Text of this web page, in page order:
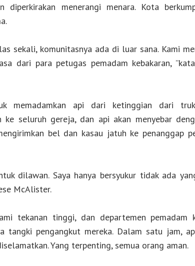
diperkirakan menerangi menara. Kota
sekali, komunitasnya ada di luar sana. Kami
dari para petugas pemadam kebakaran,
memadamkan api dari ketinggian dari
seluruh gereja, dan api akan menyebar
bel dan kasau jatuh ke penanggap
dilawan. Saya hanya bersyukur tidak ada
McAlister.
tekanan tinggi, dan departemen pemadam
tangki pengangkut mereka. Dalam satu jam,
Yang terpenting, semua orang aman.